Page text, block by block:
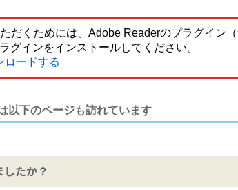
だくためには、Adobe Readerのプラグイン
グインをインストールしてください。
ロードする
以下のページも訪れています
たか？